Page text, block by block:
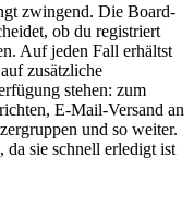
zwingend. Die Board-
ob du registriert
Auf jeden Fall erhältst
zusätzliche
stehen: zum
E-Mail-Versand an
und so weiter.
sie schnell erledigt ist